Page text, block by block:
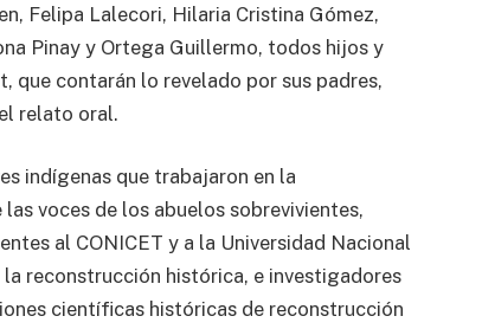
Felipa Lalecori, Hilaria Cristina Gómez,
Pinay y Ortega Guillermo, todos hijos y
que contarán lo revelado por sus padres,
relato oral.
indígenas que trabajaron en la
voces de los abuelos sobrevivientes,
al CONICET y a la Universidad Nacional
reconstrucción histórica, e investigadores
científicas históricas de reconstrucción